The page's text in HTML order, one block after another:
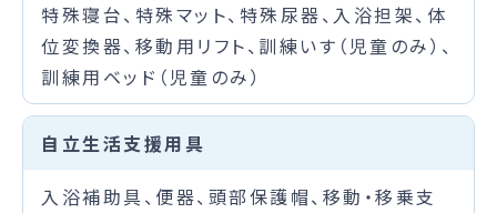
特殊寝台、特殊マット、特殊尿器、入浴担架、体
位変換器、移動用リフト、訓練いす（児童のみ）、
訓練用ベッド（児童のみ）
自立生活支援用具
入浴補助具、便器、頭部保護帽、移動・移乗支